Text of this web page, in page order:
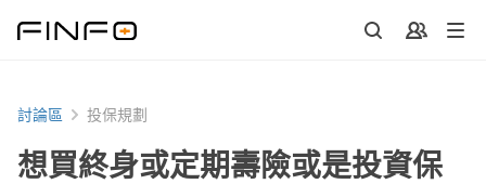
討論區 投保規劃
想買終身或定期壽險或是投資保